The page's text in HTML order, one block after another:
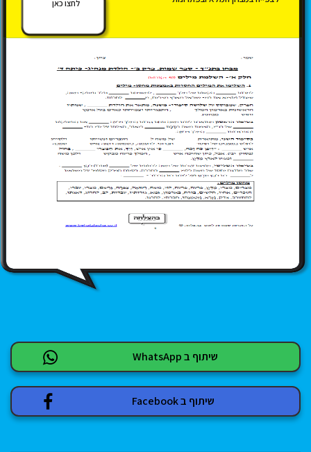
לחצו כאן
שיתוף ב WhatsApp
שיתוף ב Facebook